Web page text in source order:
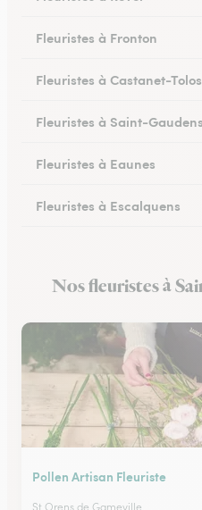
Fleuristes à Fronton
Fleuristes à Castanet-
Fleuristes à Saint-Gaudens
Fleuristes à Eaunes
Fleuristes à Escalquens
Fleuristes à Colomiers
Nos fleuristes à
Pollen Artisan Fleuriste
St Orens de Gameville